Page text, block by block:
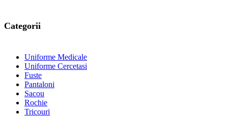
Categorii
Uniforme Medicale
Uniforme Cercetasi
Fuste
Pantaloni
Sacou
Rochie
Tricouri